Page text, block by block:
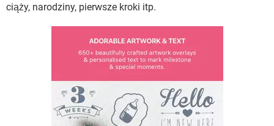
ciąży, narodziny, pierwsze kroki itp.